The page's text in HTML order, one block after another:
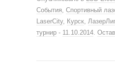
События, Спортивный
LaserCity, Курск,
турнир - 11.10.2014.